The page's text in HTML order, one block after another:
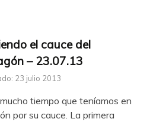
el cauce del
– 23.07.13
23 julio 2013
tiempo que teníamos en
por su cauce. La primera